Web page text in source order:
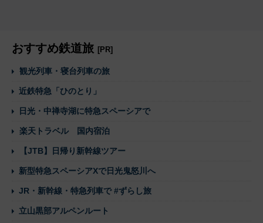
おすすめ鉄道旅 [PR]
観光列車・寝台列車の旅
近鉄特急「ひのとり」
日光・中禅寺湖に特急スペーシアで
楽天トラベル 国内宿泊
【JTB】日帰り新幹線ツアー
新型特急スペーシアXで日光鬼怒川へ
JR・新幹線・特急列車で #ずらし旅
立山黒部アルペンルート